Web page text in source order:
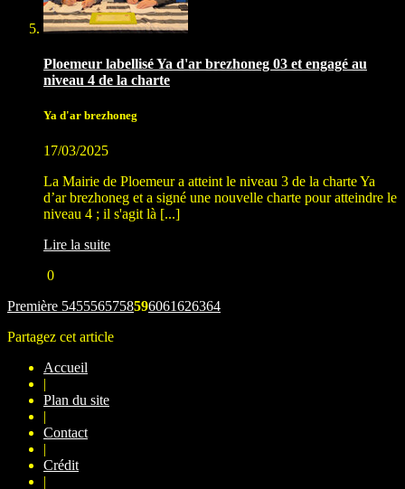
Ploemeur labellisé Ya d'ar brezhoneg 03 et engagé au
niveau 4 de la charte
Ya d'ar brezhoneg
17/03/2025
La Mairie de Ploemeur a atteint le niveau 3 de la charte Ya
d’ar brezhoneg et a signé une nouvelle charte pour atteindre le
niveau 4 ; il s'agit là [...]
Lire la suite
0
Première 5455565758596061626364
Partagez cet article
Accueil
|
Plan du site
|
Contact
|
Crédit
|